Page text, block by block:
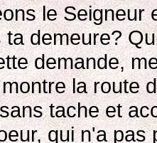
le Seigneur
ta demeure?
demande,
la route
tache et
qui n'a